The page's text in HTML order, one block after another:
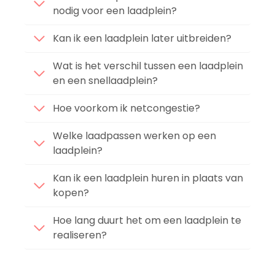
nodig voor een laadplein?
Kan ik een laadplein later uitbreiden?
Wat is het verschil tussen een laadplein
en een snellaadplein?
Hoe voorkom ik netcongestie?
Welke laadpassen werken op een
laadplein?
Kan ik een laadplein huren in plaats van
kopen?
Hoe lang duurt het om een laadplein te
realiseren?